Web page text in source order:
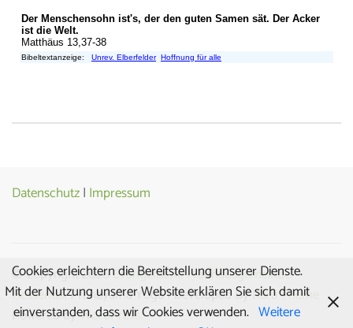
Datenschutz| Impressum
© Copyright 2026Evangelische Matthäusgemeinde
Hessental. Pranayama Yoga | Developed ByRara Theme
Powered byWordPress.
Cookies erleichtern die Bereitstellung unserer Dienste.
Mit der Nutzung unserer Website erklären Sie sich damit
einverstanden, dass wir Cookies verwenden. Weitere